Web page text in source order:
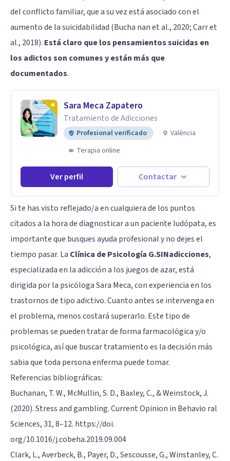
del conflicto familiar, que a su vez está asociado con el
aumento de la suicidabilidad (Bucha nan et al., 2020; Carr et
al., 2018). Está claro que los pensamientos suicidas en
los adictos son comunes y están más que
documentados.
Sara Meca Zapatero
Tratamiento de Adicciones
Profesional verificado
València
Terapia online
Ver perfil Contactar
Si te has visto reflejado/a en cualquiera de los puntos
citados a la hora de diagnosticar a un paciente ludópata, es
importante que busques ayuda profesional y no dejes el
tiempo pasar. La Clínica de Psicología G.SINadicciones,
especializada en la adicción a los juegos de azar, está
dirigida por la psicóloga Sara Meca, con experiencia en los
trastornos de tipo adictivo. Cuanto antes se intervenga en
el problema, menos costará superarlo. Este tipo de
problemas se pueden tratar de forma farmacológica y/o
psicológica, así que buscar tratamiento es la decisión más
sabia que toda persona enferma puede tomar.
Referencias bibliográficas:
Buchanan, T. W., McMullin, S. D., Baxley, C., & Weinstock, J.
(2020). Stress and gambling. Current Opinion in Behavio ral
Sciences, 31, 8–12. https://doi.
org/10.1016/j.cobeha.2019.09.004
Clark, L., Averbeck, B., Payer, D., Sescousse, G., Winstanley, C.